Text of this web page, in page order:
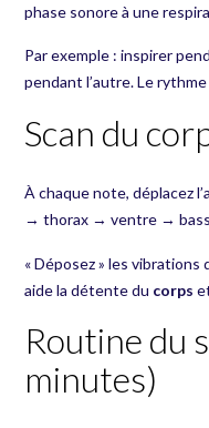
phase sonore à une
Par exemple : inspirer
pendant l’autre. Le
Scan du
À chaque note, déplacez
→ thorax → ventre →
« Déposez » les
aide la détente du corps
Routine du
minutes)